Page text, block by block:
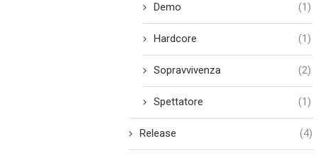
Demo (1)
Hardcore (1)
Sopravvivenza (2)
Spettatore (1)
Release (4)